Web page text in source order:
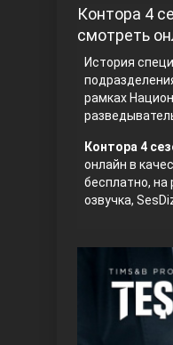
Любовь
Контора 4
смотреть
История
рамках
Контора 4
онлайн в
бесплатно, на
озвучка,